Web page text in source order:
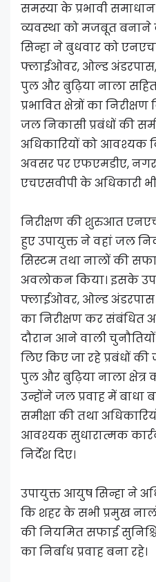
समस्या के प्रभावी
व्यवस्था को मजबूत बनाने
सिन्हा ने बुधवार को
फ्लाईओवर, ओल्ड
पुल और बुढ़िया नाला
प्रभावित क्षेत्रों का
जल निकासी प्रबंधों की
अधिकारियों को आवश्यक
अवसर पर एफएमडीए,
एचएसवीपी के अधिकारी
निरीक्षण की शुरुआत
हुए उपायुक्त ने वहां जल
सिस्टम तथा नालों की
अवलोकन किया। इसके
फ्लाईओवर, ओल्ड
का निरीक्षण कर संबंधित
दौरान आने वाली
लिए किए जा रहे प्रबंधों की
पुल और बुढ़िया नाला क्षेत्र
उन्होंने जल प्रवाह में
समीक्षा की तथा
आवश्यक सुधारात्मक
निर्देश दिए।
उपायुक्त आयुष सिन्हा ने
कि शहर के सभी प्रमुख
की नियमित सफाई
का निर्बाध प्रवाह बना रहे।